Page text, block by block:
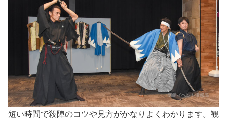
短い時間で殺陣のコツや見方がかなりよくわかります。観